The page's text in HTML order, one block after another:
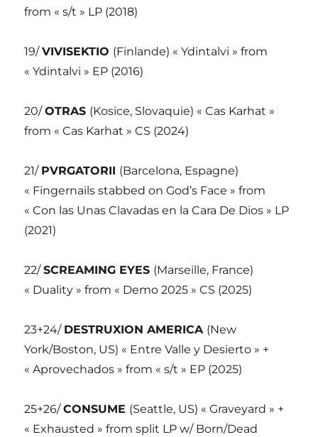
from « s/t » LP (2018)
19/VIVISEKTIO (Finlande) « Ydintalvi » from
« Ydintalvi » EP (2016)
20/OTRAS (Kosice, Slovaquie) « Cas Karhat »
from « Cas Karhat » CS (2024)
21/ PVRGATORII (Barcelona, Espagne)
« Fingernails stabbed on God’s Face » from
« Con las Unas Clavadas en la Cara De Dios » LP
(2021)
22/SCREAMING EYES (Marseille, France)
« Duality » from « Demo 2025 » CS (2025)
23+24/ DESTRUXION AMERICA (New
York/Boston, US) « Entre Valle y Desierto » +
« Aprovechados » from « s/t » EP (2025)
25+26/CONSUME (Seattle, US) « Graveyard » +
« Exhausted » from split LP w/ Born/Dead